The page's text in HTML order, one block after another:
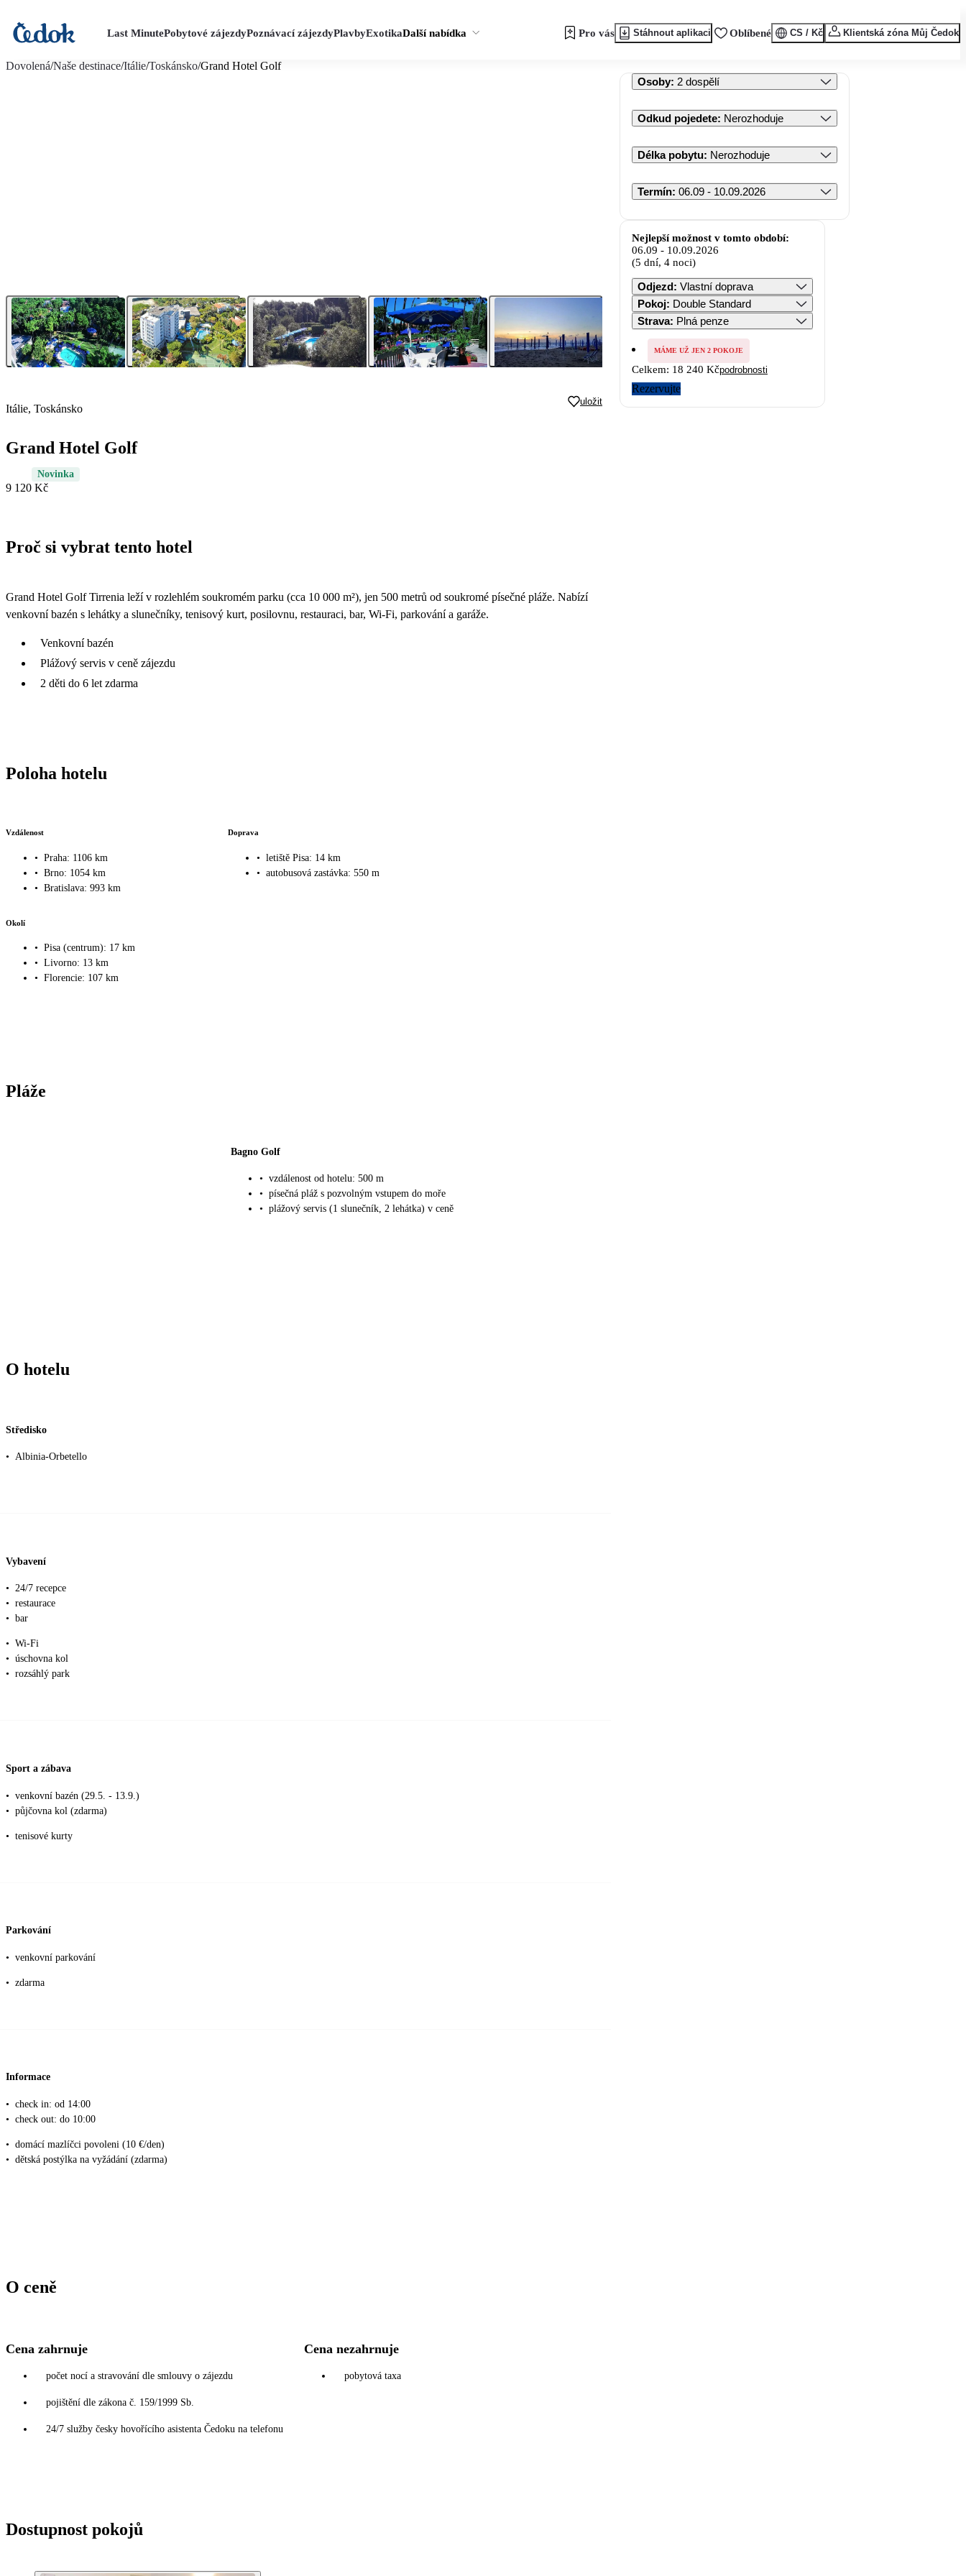
Last MinutePobytové zájezdyPoznávací zájezdyPlavbyExotikaDalší nabídka Pro vás Stáhnout aplikaci Oblíbené CS / Kč Klientská zóna Můj Čedok
Dovolená/Naše destinace/Itálie/Toskánsko/Grand Hotel Golf
Itálie, Toskánsko
uložit
Grand Hotel Golf
Novinka
9 120 Kč
Proč si vybrat tento hotel
Grand Hotel Golf Tirrenia leží v rozlehlém soukromém parku (cca 10 000 m²), jen 500 metrů od soukromé písečné pláže. Nabízí
venkovní bazén s lehátky a slunečníky, tenisový kurt, posilovnu, restauraci, bar, Wi-Fi, parkování a garáže.
Venkovní bazén
Plážový servis v ceně zájezdu
2 děti do 6 let zdarma
Poloha hotelu
Vzdálenost
• Praha: 1106 km
• Brno: 1054 km
• Bratislava: 993 km
Doprava
• letiště Pisa: 14 km
• autobusová zastávka: 550 m
Okolí
• Pisa (centrum): 17 km
• Livorno: 13 km
• Florencie: 107 km
Pláže
Bagno Golf
• vzdálenost od hotelu: 500 m
• písečná pláž s pozvolným vstupem do moře
• plážový servis (1 slunečník, 2 lehátka) v ceně
O hotelu
Středisko
• Albinia-Orbetello
Vybavení
• 24/7 recepce
• restaurace
• bar
• Wi-Fi
• úschovna kol
• rozsáhlý park
Sport a zábava
• venkovní bazén (29.5. - 13.9.)
• půjčovna kol (zdarma)
• tenisové kurty
Parkování
• venkovní parkování
• zdarma
Informace
• check in: od 14:00
• check out: do 10:00
• domácí mazlíčci povoleni (10 €/den)
• dětská postýlka na vyžádání (zdarma)
O ceně
Cena zahrnuje
počet nocí a stravování dle smlouvy o zájezdu
pojištění dle zákona č. 159/1999 Sb.
24/7 služby česky hovořícího asistenta Čedoku na telefonu
Cena nezahrnuje
pobytová taxa
Dostupnost pokojů
Osoby: 2 dospělí
Odkud pojedete: Nerozhoduje
Délka pobytu: Nerozhoduje
Termín: 06.09 - 10.09.2026
Nejlepší možnost v tomto období:
06.09 - 10.09.2026
(5 dní, 4 noci)
Odjezd: Vlastní doprava
Pokoj: Double Standard
Strava: Plná penze
MÁME UŽ JEN 2 POKOJE
Celkem: 18 240 Kčpodrobnosti
Rezervujte